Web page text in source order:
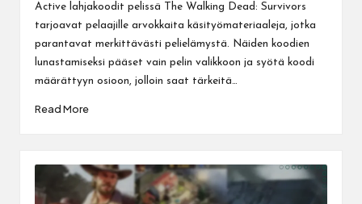
by
Active lahjakoodit pelissä The Walking Dead: Survivors
tarjoavat pelaajille arvokkaita käsityömateriaaleja, jotka
parantavat merkittävästi pelielämystä. Näiden koodien
lunastamiseksi pääset vain pelin valikkoon ja syötä koodi
määrättyyn osioon, jolloin saat tärkeitä…
Read More